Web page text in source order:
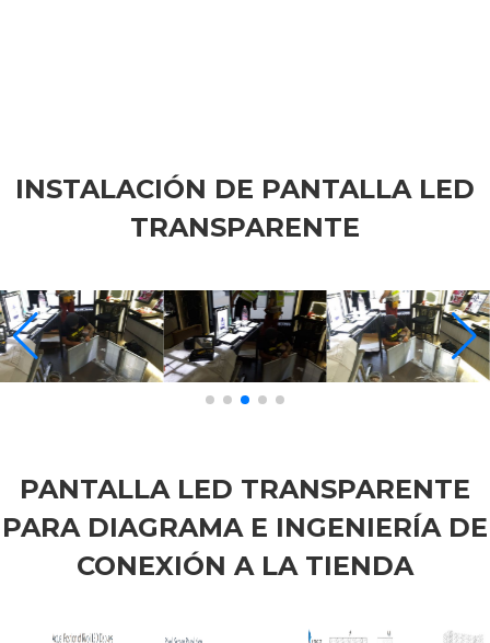
INSTALACIÓN DE PANTALLA LED
TRANSPARENTE
PANTALLA LED TRANSPARENTE
PARA DIAGRAMA E INGENIERÍA DE
CONEXIÓN A LA TIENDA